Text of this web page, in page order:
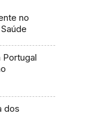
no
dos